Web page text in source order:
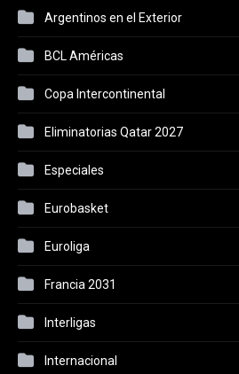
Argentinos en el Exterior
BCL Américas
Copa Intercontinental
Eliminatorias Qatar 2027
Especiales
Eurobasket
Euroliga
Francia 2031
Interligas
Internacional